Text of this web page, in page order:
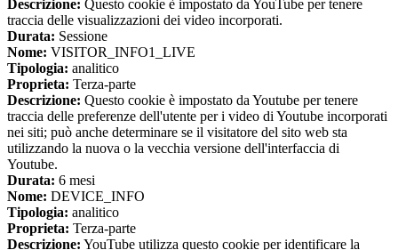
Descrizione: Questo cookie è impostato da YouTube per tenere
traccia delle visualizzazioni dei video incorporati.
Durata: Sessione
Nome: VISITOR_INFO1_LIVE
Tipologia: analitico
Proprieta: Terza-parte
Descrizione: Questo cookie è impostato da Youtube per tenere
traccia delle preferenze dell'utente per i video di Youtube incorporati
nei siti; può anche determinare se il visitatore del sito web sta
utilizzando la nuova o la vecchia versione dell'interfaccia di
Youtube.
Durata: 6 mesi
Nome: DEVICE_INFO
Tipologia: analitico
Proprieta: Terza-parte
Descrizione: YouTube utilizza questo cookie per identificare la